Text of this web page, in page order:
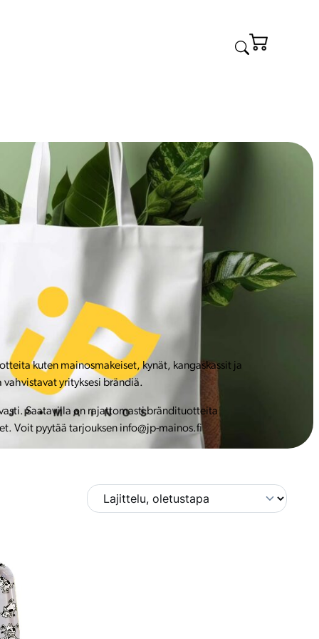
kuten mainosmakeiset, kynät, kangaskassit ja
yrityksesi brändiä.
Saatavilla on rajattomasti brändituotteita
Voit pyytää tarjouksen info@jp-mainos.fi